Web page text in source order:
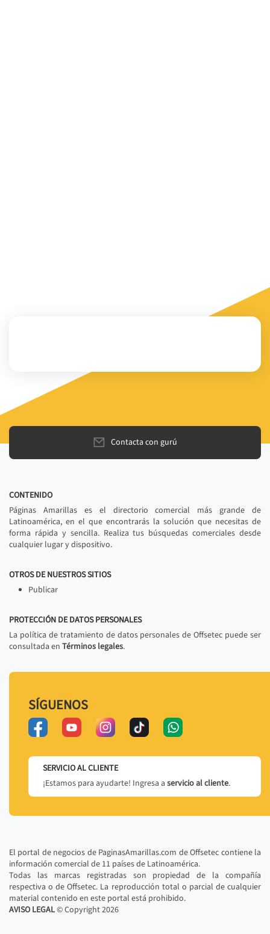
Contacta con gurú
CONTENIDO
Páginas Amarillas es el directorio comercial más grande de
Latinoamérica, en el que encontrarás la solución que necesitas de
forma rápida y sencilla. Realiza tus búsquedas comerciales desde
cualquier lugar y dispositivo.
OTROS DE NUESTROS SITIOS
Publicar
PROTECCIÓN DE DATOS PERSONALES
La política de tratamiento de datos personales de Offsetec puede ser
consultada en Términos legales.
SÍGUENOS
SERVICIO AL CLIENTE
¡Estamos para ayudarte! Ingresa a servicio al cliente.
El portal de negocios de PaginasAmarillas.com de Offsetec contiene la
información comercial de 11 países de Latinoamérica.
Todas las marcas registradas son propiedad de la compañía
respectiva o de Offsetec. La reproducción total o parcial de cualquier
material contenido en este portal está prohibido.
AVISO LEGAL© Copyright2026